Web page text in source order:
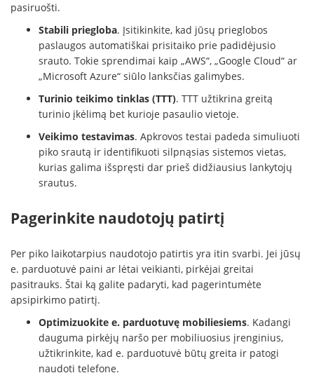
pasiruošti.
Stabili priegloba. Įsitikinkite, kad jūsų prieglobos
paslaugos automatiškai prisitaiko prie padidėjusio
srauto. Tokie sprendimai kaip „AWS“, „Google Cloud“ ar
„Microsoft Azure“ siūlo lanksčias galimybes.
Turinio teikimo tinklas (TTT). TTT užtikrina greitą
turinio įkėlimą bet kurioje pasaulio vietoje.
Veikimo testavimas. Apkrovos testai padeda simuliuoti
piko srautą ir identifikuoti silpnąsias sistemos vietas,
kurias galima išspręsti dar prieš didžiausius lankytojų
srautus.
Pagerinkite naudotojų patirtį
Per piko laikotarpius naudotojo patirtis yra itin svarbi. Jei jūsų
e. parduotuvė paini ar lėtai veikianti, pirkėjai greitai
pasitrauks. Štai ką galite padaryti, kad pagerintumėte
apsipirkimo patirtį.
Optimizuokite e. parduotuvę mobiliesiems. Kadangi
dauguma pirkėjų naršo per mobiliuosius įrenginius,
užtikrinkite, kad e. parduotuvė būtų greita ir patogi
naudoti telefone.